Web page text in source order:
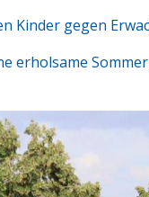
Kinder gegen
erholsame